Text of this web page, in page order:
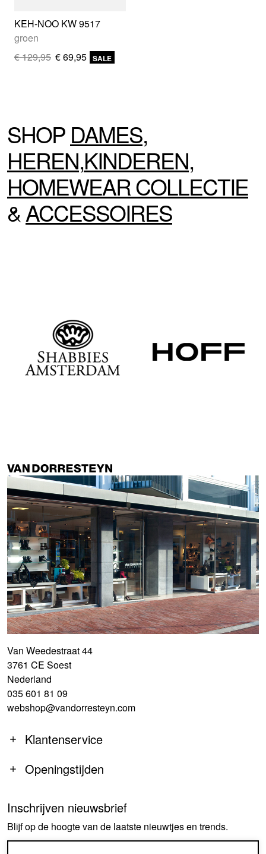
KEH-NOO KW 9517
groen
€ 129,95 € 69,95 SALE
SHOP DAMES,
HEREN,KINDEREN,
HOMEWEARCOLLECTIE
&ACCESSOIRES
Van Weedestraat 44
3761 CE Soest
Nederland
035 601 81 09
webshop@vandorresteyn.com
Klantenservice
Openingstijden
MA
14:00-18:00
DI-DO
09:30-18:00
Inschrijven nieuwsbrief
Blijf op de hoogte van de laatste nieuwtjes en trends.